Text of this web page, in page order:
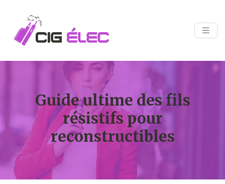
Guide ultime des fils
résistifs pour
reconstructibles